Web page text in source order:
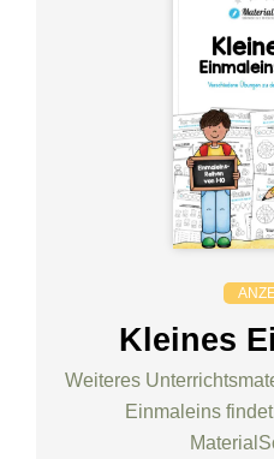
Kleines
Weiteres
Einmaleins